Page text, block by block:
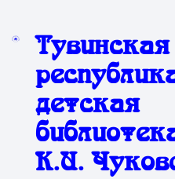
Тувинская
детская
К.И.